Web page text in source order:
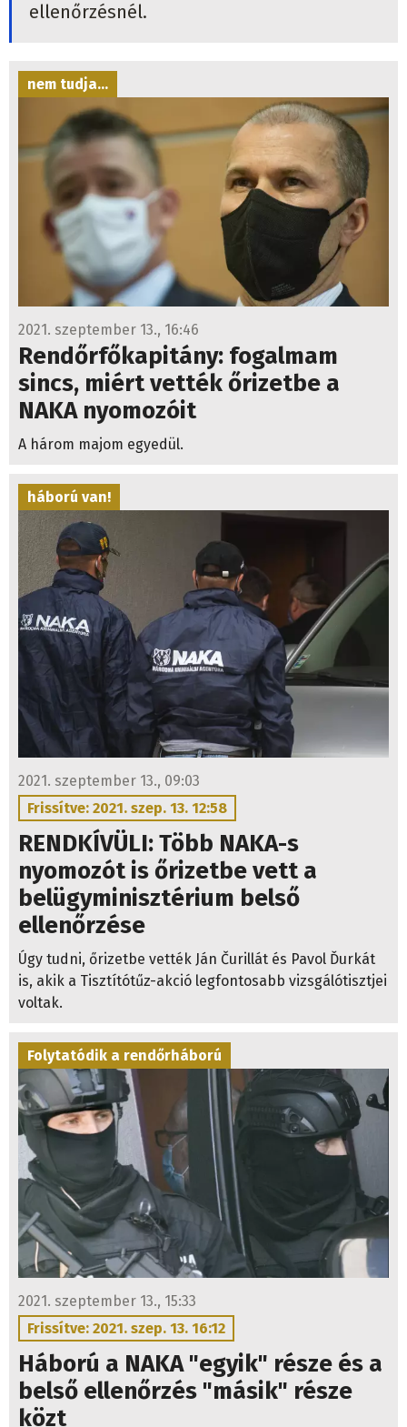
ellenőrzésnél.
nem tudja...
2021. szeptember 13., 16:46
Rendőrfőkapitány: fogalmam
sincs, miért vették őrizetbe a
NAKA nyomozóit
A három majom egyedül.
háború van!
2021. szeptember 13., 09:03
Frissítve: 2021. szep. 13. 12:58
RENDKÍVÜLI: Több NAKA-s
nyomozót is őrizetbe vett a
belügyminisztérium belső
ellenőrzése
Úgy tudni, őrizetbe vették Ján Čurillát és Pavol Ďurkát
is, akik a Tisztítótűz-akció legfontosabb vizsgálótisztjei
voltak.
Folytatódik a rendőrháború
2021. szeptember 13., 15:33
Frissítve: 2021. szep. 13. 16:12
Háború a NAKA "egyik" része és a
belső ellenőrzés "másik" része
közt